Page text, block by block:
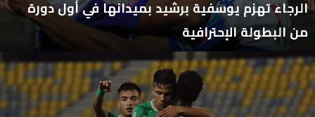
الرجاء تهزم يوسفية برشيد بميدانها في أول دورة
من البطولة الإحترافية